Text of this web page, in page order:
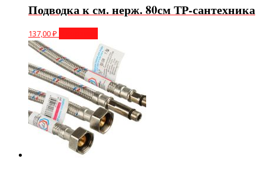
Подводка к см. нерж. 80см ТР-сантехника
137,00₽